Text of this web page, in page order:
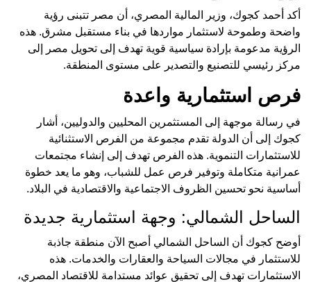
أكد أحمد كجوك، وزير المالية المصري، أن مصر تتبنى رؤية
واضحة وطموحة لاستثمار مواردها في بناء مستقبل مشرق. هذه
الرؤية مدعومة بإرادة سياسية قوية تهدف إلى تحويل مصر إلى
مركز رئيسي للتصنيع والتصدير على مستوى المنطقة.
فرص استثمارية واعدة
في رسالة موجهة إلى المستثمرين المحليين والدوليين، أشار
كجوك إلى أن الدولة تقدم مجموعة من الفرص الاستثنائية
للاستثمارات التنموية. هذه الفرص تهدف إلى إنشاء مجتمعات
عمرانية متكاملة وتوفير فرص عمل للشباب، وهو ما يعد خطوة
أساسية نحو تحسين الظروف الاجتماعية والاقتصادية في البلاد.
الساحل الشمالي: وجهة استثمارية جديدة
أوضح كجوك أن الساحل الشمالي أصبح الآن منطقة جاذبة
للاستثمار في مجالات السياحة والعقارات والخدمات. هذه
الاستثمارات تهدف إلى تحقيق عوائد مستدامة للاقتصاد المصري،